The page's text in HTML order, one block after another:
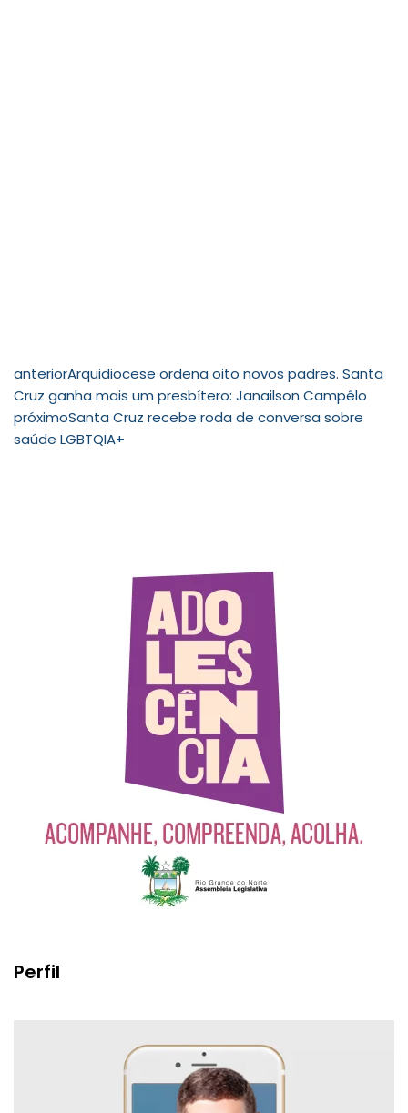
anteriorArquidiocese ordena oito novos padres. Santa
Cruz ganha mais um presbítero: Janailson Campêlo
próximoSanta Cruz recebe roda de conversa sobre
saúde LGBTQIA+
Perfil